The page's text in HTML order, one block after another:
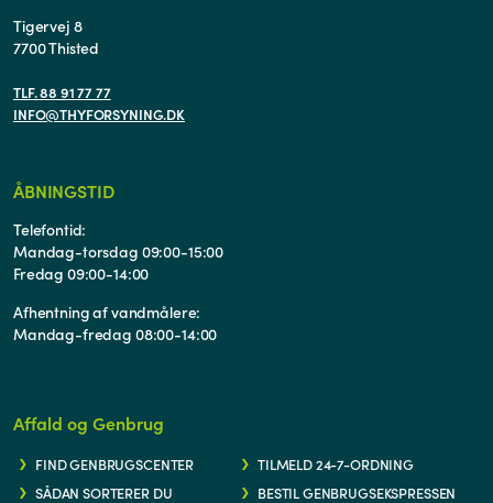
Tigervej 8
7700 Thisted
TLF. 88 91 77 77
INFO@THYFORSYNING.DK
ÅBNINGSTID
Telefontid:
Mandag-torsdag 09:00-15:00
Fredag 09:00-14:00
Afhentning af vandmålere:
Mandag-fredag 08:00-14:00
Affald og Genbrug
FIND GENBRUGSCENTER
TILMELD 24-7-ORDNING
SÅDAN SORTERER DU
BESTIL GENBRUGSEKSPRESSEN